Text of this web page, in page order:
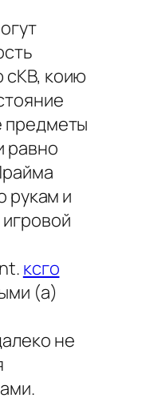
сКВ, коию
предметы
равно
рукам и
ксго
(а)
не